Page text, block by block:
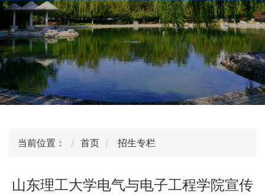
当前位置： 首页 招生专栏
山东理工大学电气与电子工程学院宣传